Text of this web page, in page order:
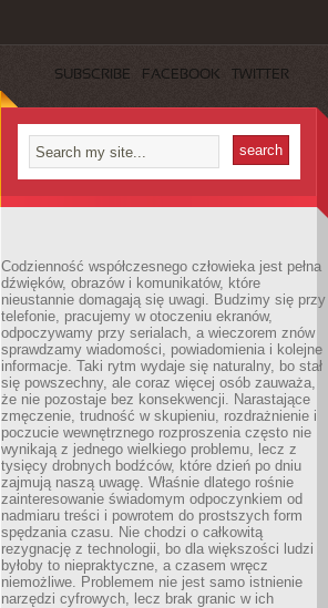
SUBSCRIBE FACEBOOK TWITTER
Codzienność współczesnego człowieka jest pełna
dźwięków, obrazów i komunikatów, które
nieustannie domagają się uwagi. Budzimy się przy
telefonie, pracujemy w otoczeniu ekranów,
odpoczywamy przy serialach, a wieczorem znów
sprawdzamy wiadomości, powiadomienia i kolejne
informacje. Taki rytm wydaje się naturalny, bo stał
się powszechny, ale coraz więcej osób zauważa,
że nie pozostaje bez konsekwencji. Narastające
zmęczenie, trudność w skupieniu, rozdrażnienie i
poczucie wewnętrznego rozproszenia często nie
wynikają z jednego wielkiego problemu, lecz z
tysięcy drobnych bodźców, które dzień po dniu
zajmują naszą uwagę. Właśnie dlatego rośnie
zainteresowanie świadomym odpoczynkiem od
nadmiaru treści i powrotem do prostszych form
spędzania czasu. Nie chodzi o całkowitą
rezygnację z technologii, bo dla większości ludzi
byłoby to niepraktyczne, a czasem wręcz
niemożliwe. Problemem nie jest samo istnienie
narzędzi cyfrowych, lecz brak granic w ich